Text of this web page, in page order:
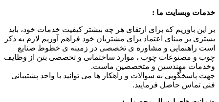
خدمات وبسایت ما :
بر این باوریم که برای ارتقای هر چه بیشتر کیفیت خدمات خود، باید
بستری بر مبنای اعتماد برای مشتریان خود فراهم آوریم لازم به ذکر
است راهنمایی و مشاوره ی تخصصی در زمینه ی خطوط صنایع
چوب و مصنوعات چوب ، موارد ساختمانی و تخصصی بتن از وظایف
وخدمات مهندسین و متخصصین ماست.
جهت پاسخگویی به سوالات و راهکار ها می توانید با واحد پشتیبانی
فنی تماس حاصل فرمایید.